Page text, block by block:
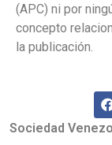
(APC) ni por
concepto
la publicación.
Sociedad